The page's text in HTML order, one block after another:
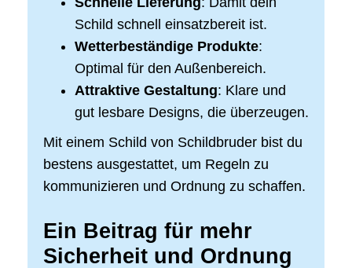
Schild schnell einsatzbereit ist.
Wetterbeständige Produkte:
Optimal für den Außenbereich.
Attraktive Gestaltung: Klare und
gut lesbare Designs, die überzeugen.
Mit einem Schild von Schildbruder bist du
bestens ausgestattet, um Regeln zu
kommunizieren und Ordnung zu schaffen.
Ein Beitrag für mehr
Sicherheit und Ordnung